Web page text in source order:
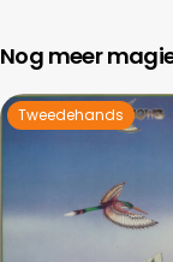
Nog meer
Tweedehands